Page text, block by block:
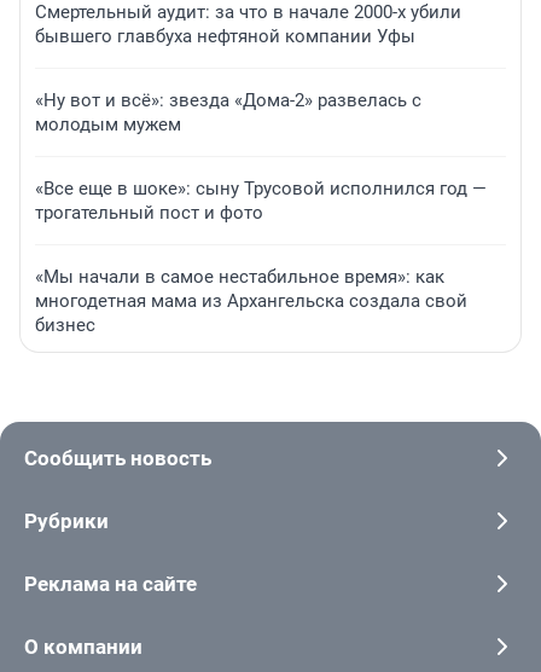
Смертельный аудит: за что в начале 2000-х убили
бывшего главбуха нефтяной компании Уфы
«Ну вот и всё»: звезда «Дома-2» развелась с
молодым мужем
«Все еще в шоке»: сыну Трусовой исполнился год —
трогательный пост и фото
«Мы начали в самое нестабильное время»: как
многодетная мама из Архангельска создала свой
бизнес
Сообщить новость
Рубрики
Реклама на сайте
О компании